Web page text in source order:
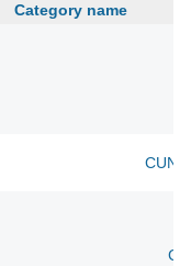
Category name